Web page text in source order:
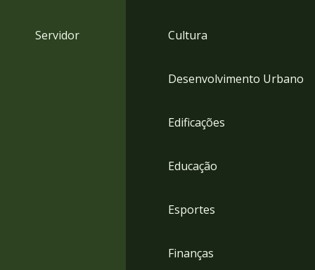
Servidor Cultura
Desenvolvimento Urbano
Edificações
Educação
Esportes
Finanças